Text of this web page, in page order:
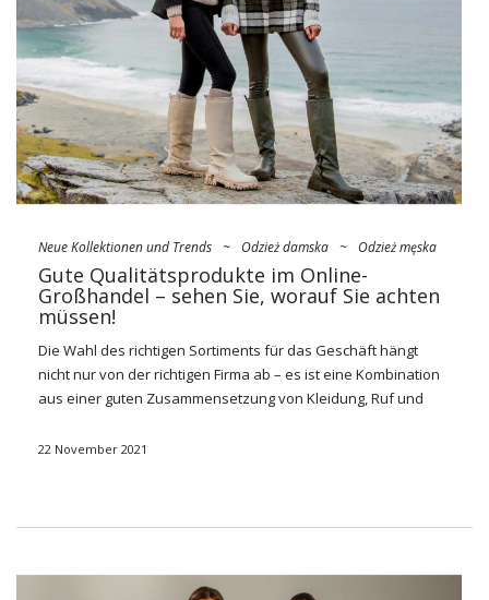
Neue Kollektionen und Trends ~ Odzież damska ~ Odzież męska
Gute Qualitätsprodukte im Online-
Großhandel – sehen Sie, worauf Sie achten
müssen!
Die Wahl des richtigen Sortiments für das Geschäft hängt
nicht nur von der richtigen Firma ab – es ist eine Kombination
aus einer guten Zusammensetzung von Kleidung, Ruf und
von guter Qualität
Qualitätsprodukte in einem
22 November 2021